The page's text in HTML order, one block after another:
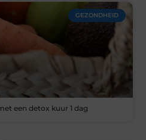
GEZONDHEID
een detox kuur 1 dag